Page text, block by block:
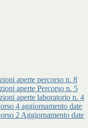
aperte percorso n. 8
aperte Percorso n. 5
aperte laboratorio n. 4
4 aggiornamento date
2 Aggiornamento date